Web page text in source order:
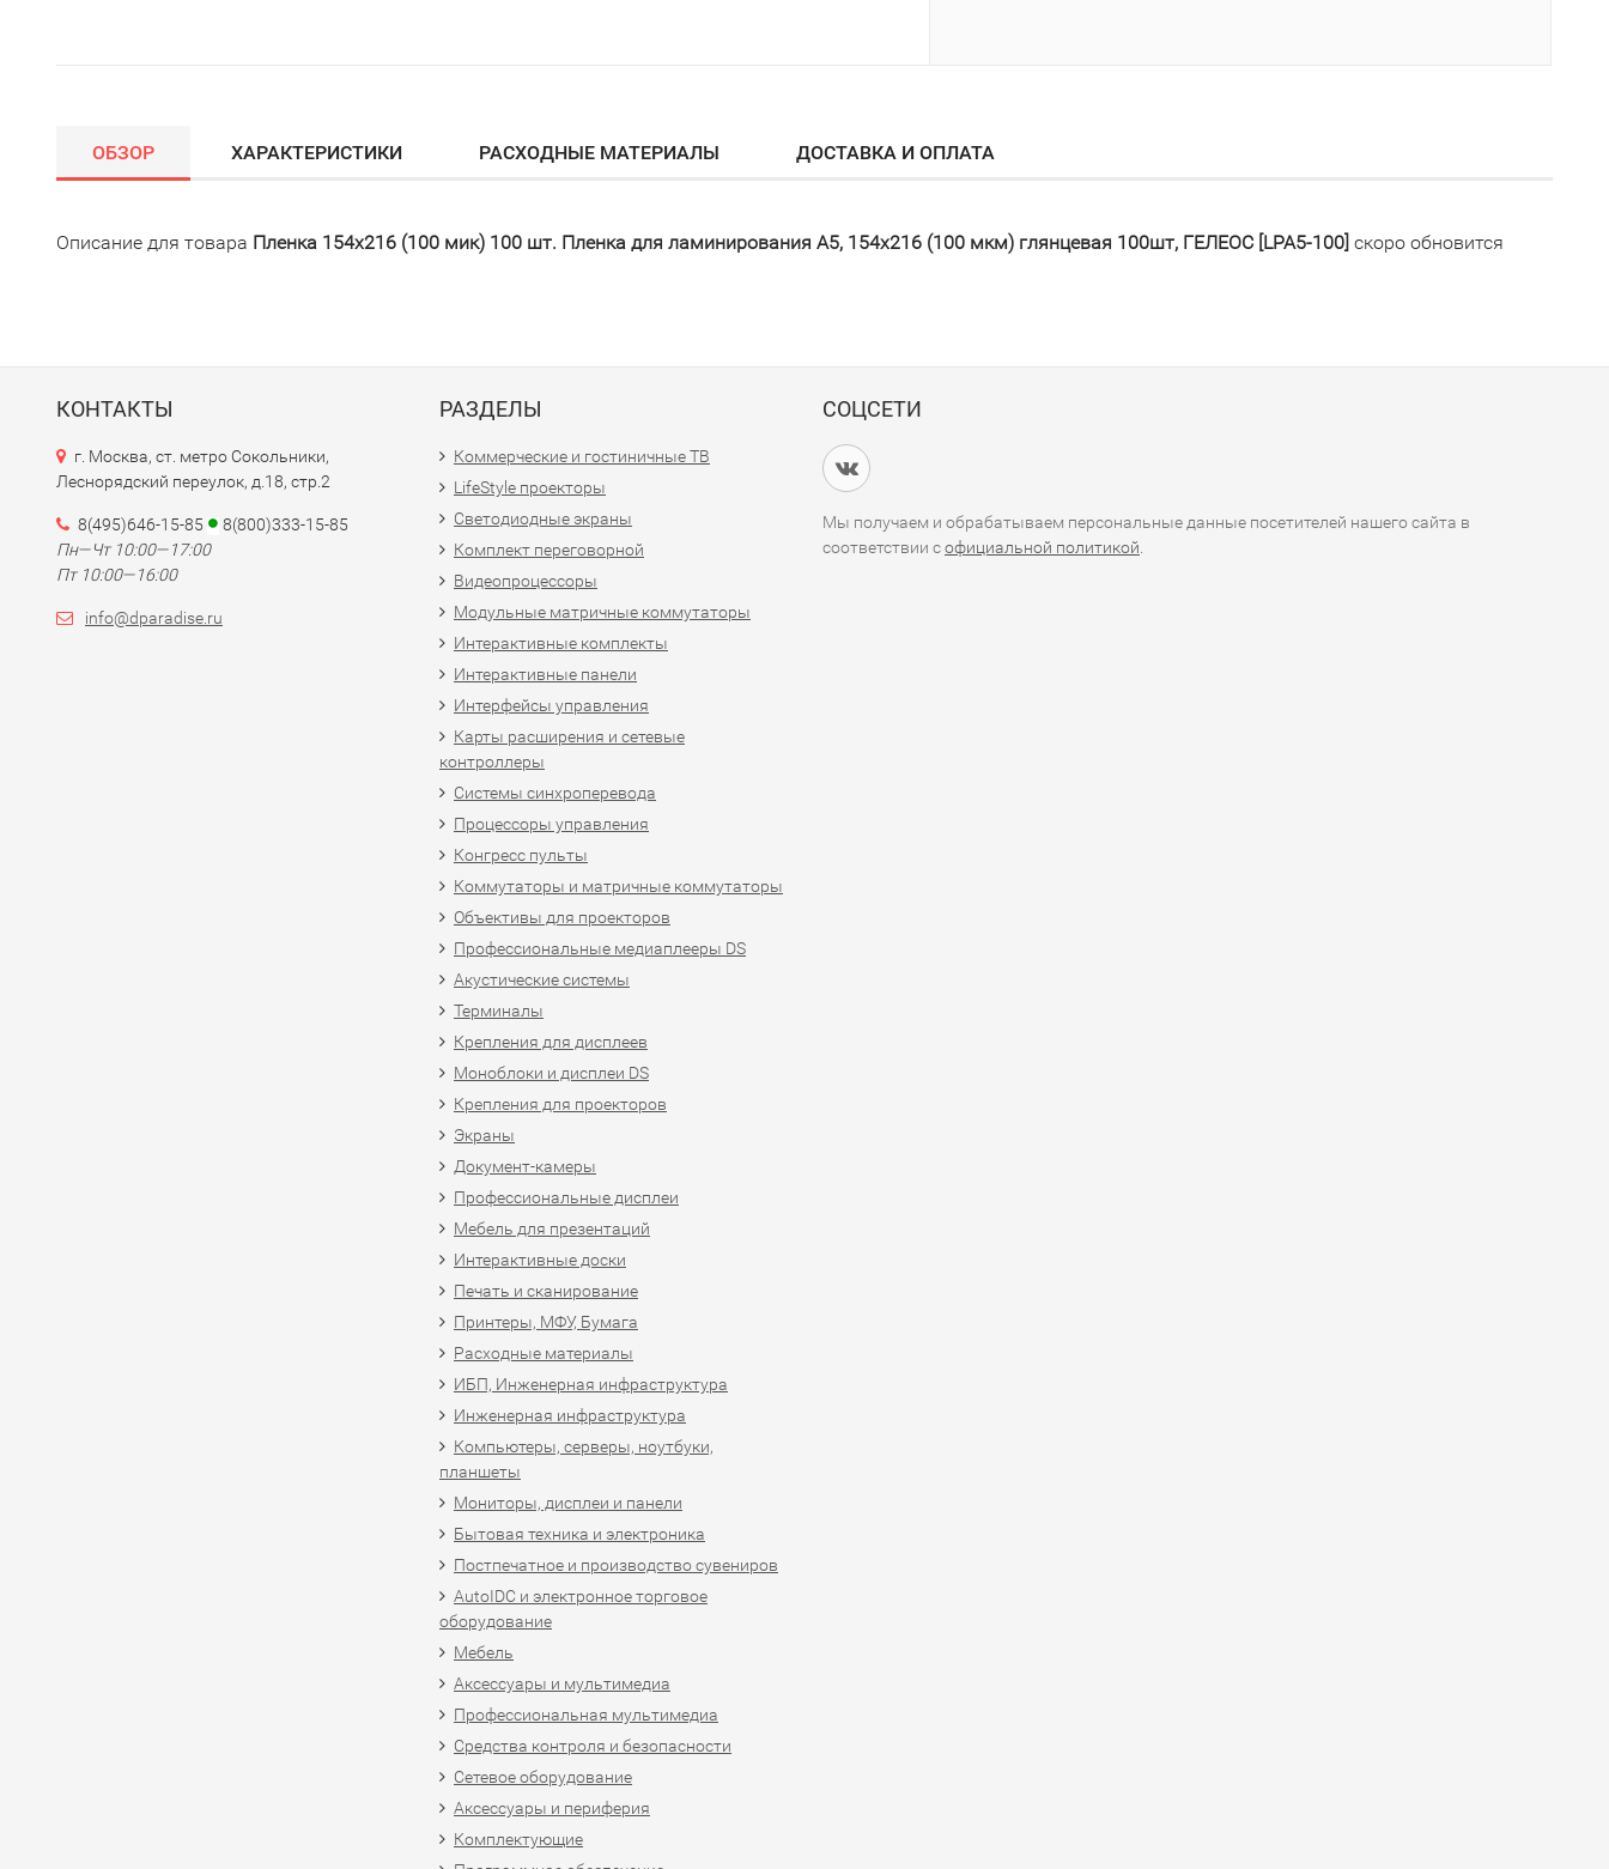
ОБЗОР ХАРАКТЕРИСТИКИ РАСХОДНЫЕ МАТЕРИАЛЫ ДОСТАВКА И ОПЛАТА
Описание для товара Пленка 154х216 (100 мик) 100 шт. Пленка для ламинирования A5, 154х216 (100 мкм) глянцевая 100шт, ГЕЛЕОС [LPA5-100] скоро обновится
КОНТАКТЫ
г. Москва, ст. метро Сокольники,
Леснорядский переулок, д.18, стр.2
8(495)646-15-85
8(800)333-15-85
Пн—Чт 10:00—17:00
Пт 10:00—16:00
info@dparadise.ru
РАЗДЕЛЫ
Коммерческие и гостиничные ТВ
LifeStyle проекторы
Светодиодные экраны
Комплект переговорной
Видеопроцессоры
Модульные матричные коммутаторы
Интерактивные комплекты
Интерактивные панели
Интерфейсы управления
Карты расширения и сетевые
контроллеры
Системы синхроперевода
Процессоры управления
Конгресс пульты
Коммутаторы и матричные коммутаторы
Объективы для проекторов
Профессиональные медиаплееры DS
Акустические системы
Терминалы
Крепления для дисплеев
Моноблоки и дисплеи DS
Крепления для проекторов
Экраны
Документ-камеры
Профессиональные дисплеи
Мебель для презентаций
Интерактивные доски
Печать и сканирование
Принтеры, МФУ, Бумага
Расходные материалы
ИБП, Инженерная инфраструктура
Инженерная инфраструктура
Компьютеры, серверы, ноутбуки,
планшеты
Мониторы, дисплеи и панели
Бытовая техника и электроника
Постпечатное и производство сувениров
AutoIDC и электронное торговое
оборудование
Мебель
Аксессуары и мультимедиа
Профессиональная мультимедиа
Средства контроля и безопасности
Сетевое оборудование
Аксессуары и периферия
Комплектующие
СОЦСЕТИ
Мы получаем и обрабатываем персональные данные посетителей нашего сайта в
соответствии софициальной политикой